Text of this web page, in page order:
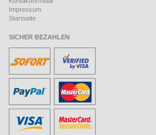
Impressum
Startseite
SICHER BEZAHLEN